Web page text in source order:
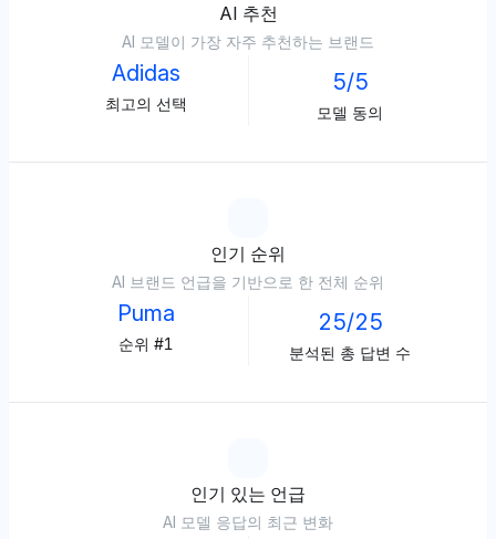
AI 추천
AI 모델이 가장 자주 추천하는 브랜드
Adidas
최고의 선택
5/5
모델 동의
인기 순위
AI 브랜드 언급을 기반으로 한 전체 순위
Puma
순위 #1
25/25
분석된 총 답변 수
인기 있는 언급
AI 모델 응답의 최근 변화